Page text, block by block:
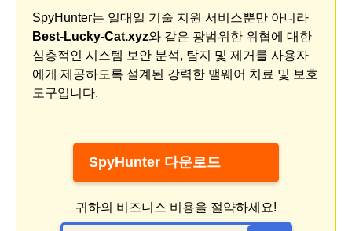
SpyHunter는 일대일 기술 지원 서비스뿐만 아니라
Best-Lucky-Cat.xyz와 같은 광범위한 위협에 대한
심층적인 시스템 보안 분석, 탐지 및 제거를 사용자
에게 제공하도록 설계된 강력한 맬웨어 치료 및 보호
도구입니다.
SpyHunter 다운로드
귀하의 비즈니스 비용을 절약하세요!